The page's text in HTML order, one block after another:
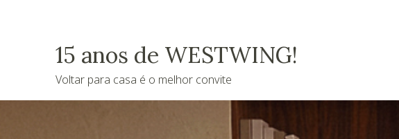
15 anos de WESTWING!
Voltar para casa é o melhor convite